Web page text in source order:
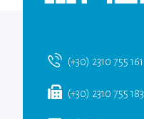
(+30) 2310 755 161
(+30) 2310 755 183